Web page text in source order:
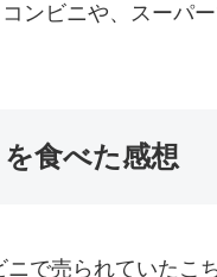
ンビニや、スーパ
食べた感想
で売られていたこ